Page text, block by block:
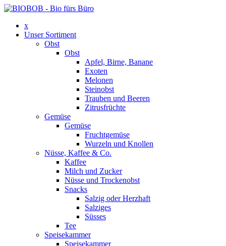
x
Unser Sortiment
Obst
Obst
Apfel, Birne, Banane
Exoten
Melonen
Steinobst
Trauben und Beeren
Zitrusfrüchte
Gemüse
Gemüse
Fruchtgemüse
Wurzeln und Knollen
Nüsse, Kaffee & Co.
Kaffee
Milch und Zucker
Nüsse und Trockenobst
Snacks
Salzig oder Herzhaft
Salziges
Süsses
Tee
Speisekammer
Speisekammer